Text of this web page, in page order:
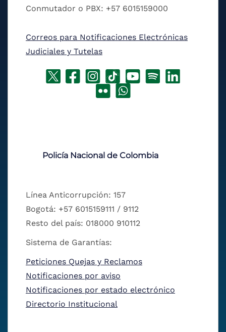
Conmutador o PBX: +57 6015159000
Correos para Notificaciones Electrónicas
Judiciales y Tutelas
Policía Nacional de Colombia
Línea Anticorrupción: 157
Bogotá: +57 6015159111 / 9112
Resto del país: 018000 910112
Sistema de Garantías:
Peticiones Quejas y Reclamos
Notificaciones por aviso
Notificaciones por estado electrónico
Directorio Institucional